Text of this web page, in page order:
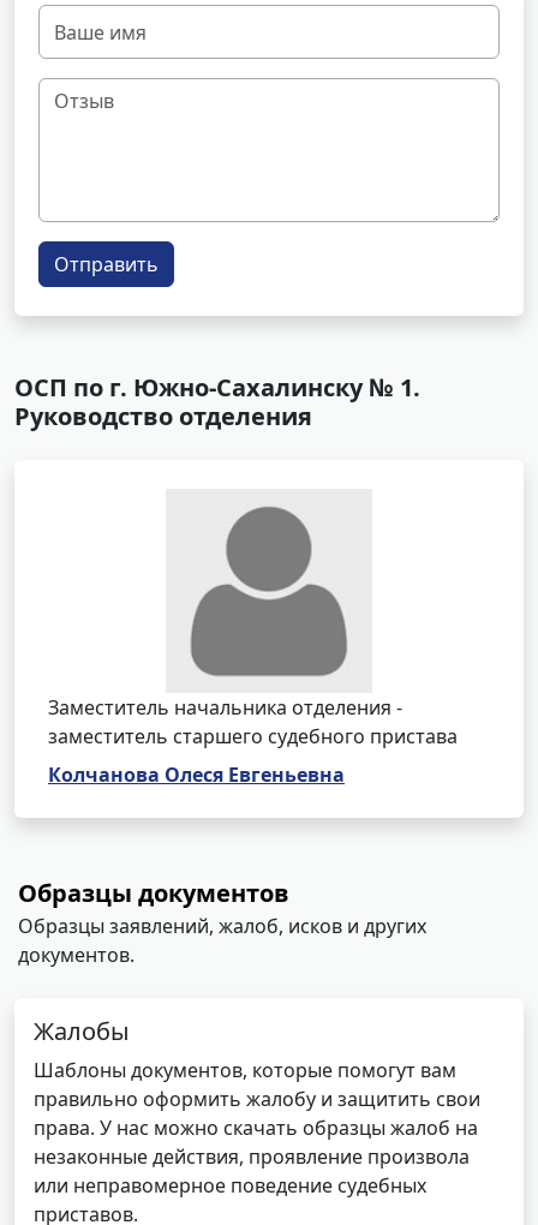
Отправить
ОСП по г. Южно-Сахалинску № 1.
Руководство отделения
Заместитель начальника отделения -
заместитель старшего судебного пристава
Колчанова Олеся Евгеньевна
Образцы документов
Образцы заявлений, жалоб, исков и других
документов.
Жалобы
Шаблоны документов, которые помогут вам
правильно оформить жалобу и защитить свои
права. У нас можно скачать образцы жалоб на
незаконные действия, проявление произвола
или неправомерное поведение судебных
приставов.